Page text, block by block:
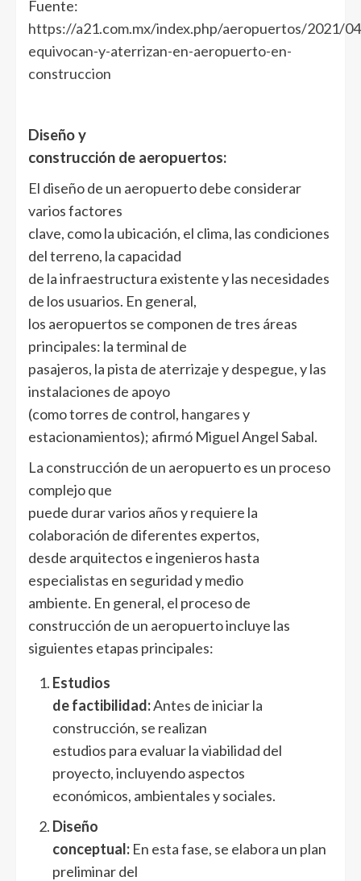
Fuente:
https://a21.com.mx/index.php/aeropuertos/2021/
equivocan-y-aterrizan-en-aeropuerto-en-
construccion
Diseño y
construcción de aeropuertos:
El diseño de un aeropuerto debe considerar
varios factores
clave, como la ubicación, el clima, las condiciones
del terreno, la capacidad
de la infraestructura existente y las necesidades
de los usuarios. En general,
los aeropuertos se componen de tres áreas
principales: la terminal de
pasajeros, la pista de aterrizaje y despegue, y las
instalaciones de apoyo
(como torres de control, hangaresy
estacionamientos); afirmó Miguel Angel Sabal.
La construcción de un aeropuerto es un proceso
complejo que
puede durar varios años y requiere la
colaboración de diferentes expertos,
desde arquitectos e ingenieros hasta
especialistas en seguridad y medio
ambiente. En general, el proceso de
construcción de un aeropuerto incluye las
siguientes etapas principales:
Estudios
de factibilidad:Antes de iniciar la
construcción, se realizan
estudios para evaluar la viabilidad del
proyecto, incluyendo aspectos
económicos, ambientales y sociales.
Diseño
conceptual: En esta fase, se elabora un plan
preliminar del